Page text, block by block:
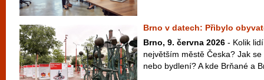
Brno v datech: Přibylo
Brno, 9. června 2026 - Kolik
největším městě Česka? Jak
nebo bydlení? A kde Brňané a